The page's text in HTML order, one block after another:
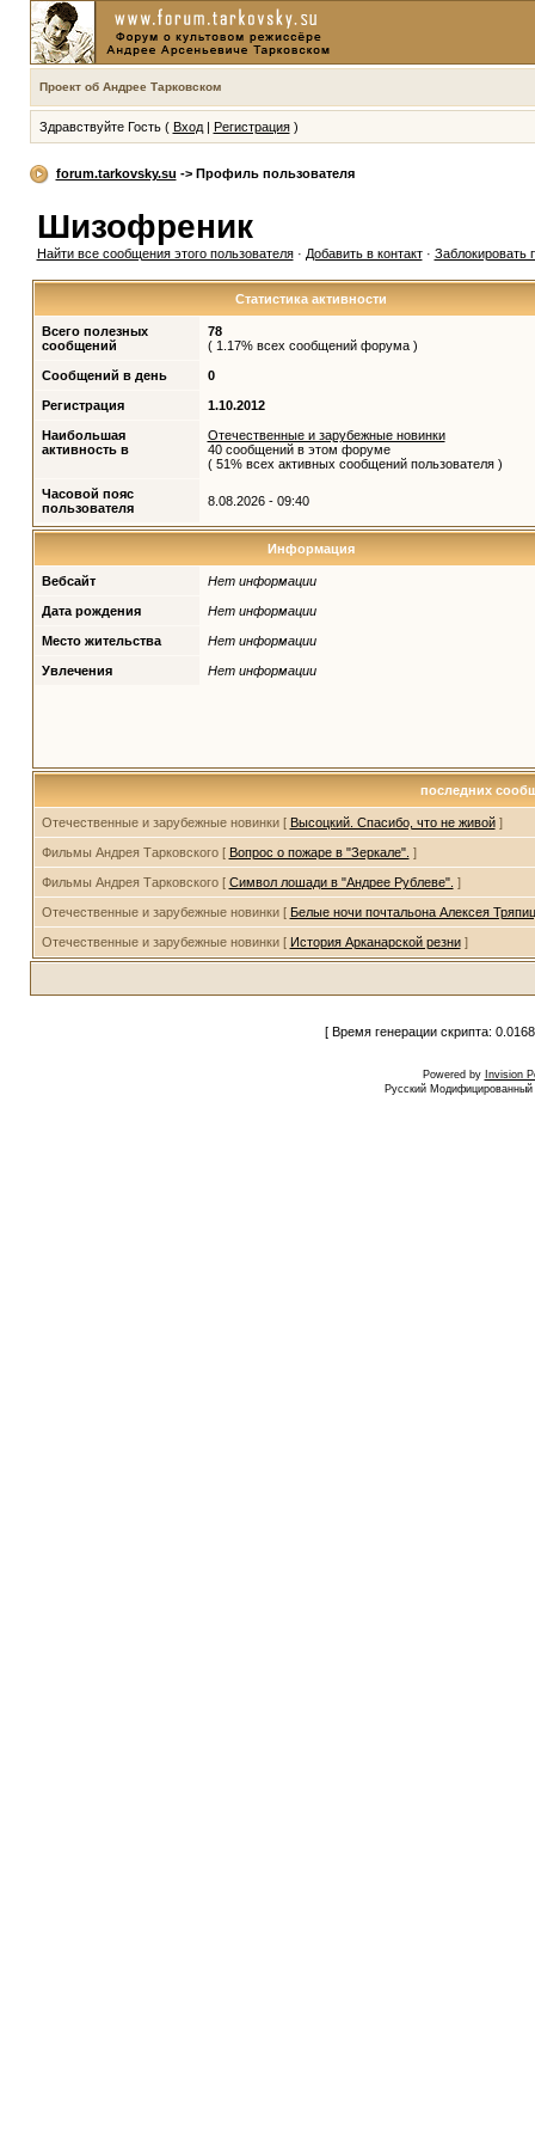
Проект об Андрее Тарковском
Здравствуйте Гость ( Вход| Регистрация)
forum.tarkovsky.su -> Профиль пользователя
Шизофреник
Найти все сообщения этого пользователя· Добавить в контакт· Заблокировать
Статистика активности
Всего полезных
сообщений
78
( 1.17% всех сообщений форума )
Сообщений в день 0
Регистрация 1.10.2012
Наибольшая
активность в
Отечественные и зарубежные новинки
40 сообщений в этом форуме
( 51% всех активных сообщений пользователя )
Часовой пояс
пользователя
8.08.2026 - 09:40
Информация
Вебсайт Нет информации
Дата рождения Нет информации
Место жительства Нет информации
Увлечения Нет информации
последних
Отечественные и зарубежные новинки [ Высоцкий. Спасибо, что не живой]
Фильмы Андрея Тарковского [ Вопрос о пожаре в "Зеркале". ]
Фильмы Андрея Тарковского [ Символ лошади в "Андрее Рублеве". ]
Отечественные и зарубежные новинки [ Белые ночи почтальона Алексея
Отечественные и зарубежные новинки [ История Арканарской резни]
[ Время генерации скрипта:
Powered by Invision
Русский